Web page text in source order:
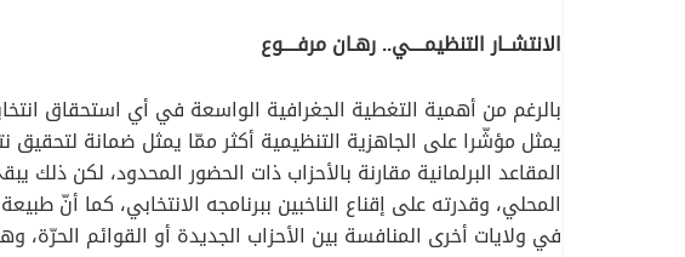
الانتشــار التنظيمــــي.. رهـان مرفــــوع
بالرغم من أهمية التغطية الجغرافية الواسعة في أي استحقاق
يمثل مؤشّرا على الجاهزية التنظيمية أكثر ممّا يمثل ضمانة
المقاعد البرلمانية مقارنة بالأحزاب ذات الحضور المحدود، لكن
المحلي، وقدرته على إقناع الناخبين ببرنامجه الانتخابي، كما أنّ
في ولايات أخرى المنافسة بين الأحزاب الجديدة أو القوائم الحرّة،